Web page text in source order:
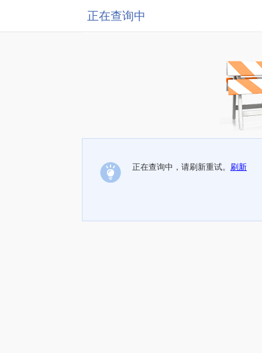
正在查询中
正在查询中，请刷新重试。 刷新